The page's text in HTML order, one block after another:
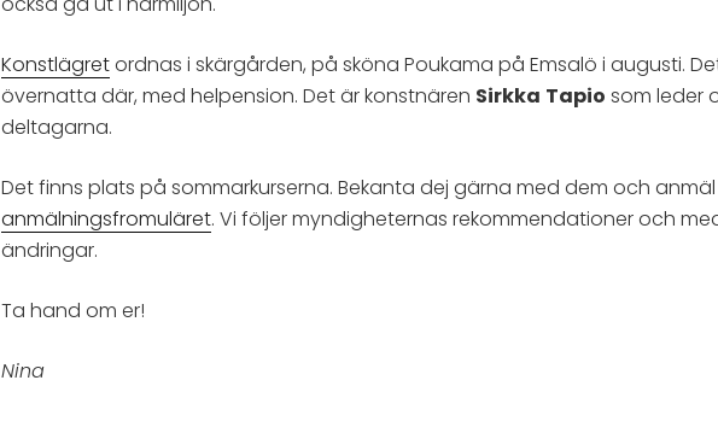
Konstlägretordnas i skärgården, på sköna Poukama på Emsalö i augusti.
övernatta där, med helpension. Det är konstnären Sirkka Tapio som leder
deltagarna.
Det finns plats på sommarkurserna. Bekanta dej gärna med dem och
anmälningsfromuläret. Vi följer myndigheternas rekommendationer och
ändringar.
Ta hand om er!
Nina